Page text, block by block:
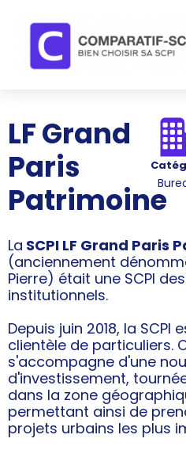
LF Grand
Paris
Patrimoine
La SCPI LF Grand Paris
(anciennement
Pierre) était une SCPI
institutionnels.
Depuis juin 2018, la SCPI
clientèle de particuliers.
s'accompagne d'une
d'investissement,
dans la zone
permettant ainsi de
projets urbains les plus